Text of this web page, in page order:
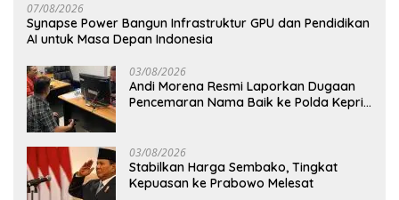
07/08/2026
Synapse Power Bangun Infrastruktur GPU dan Pendidikan
AI untuk Masa Depan Indonesia
03/08/2026
Andi Morena Resmi Laporkan Dugaan
Pencemaran Nama Baik ke Polda Kepri,
03/08/2026
Stabilkan Harga Sembako, Tingkat
Kepuasan ke Prabowo Melesat